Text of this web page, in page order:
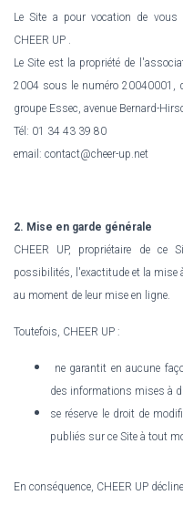
Le Site a pour vocation de
CHEER UP .
Le Site est la propriété de
2004 sous le numéro 20040001,
groupe Essec, avenue Bernard-
Tél: 01 34 43 39 80
email: contact@cheer-up.net
2. Mise en garde générale
CHEER UP, propriétaire de ce
possibilités, l'exactitude et la mise
au moment de leur mise en ligne.
Toutefois, CHEER UP :
ne garantit en aucune
des informations mises à
se réserve le droit de
publiés sur ce Site à tout
En conséquence, CHEER UP